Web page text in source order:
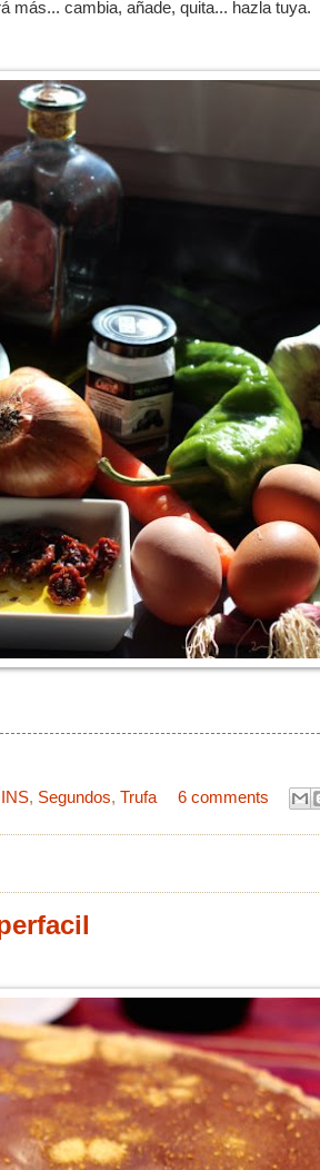
más... cambia, añade, quita... hazla tuya.
INS, Segundos,Trufa 6 comments